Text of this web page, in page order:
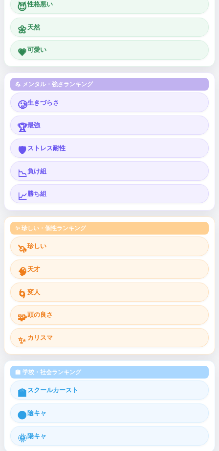
😈性格悪い
🌼 天然
💗可愛い
💪 メンタル・強さランキング
🥲生きづらさ
🏆最強
🛡️ ストレス耐性
📉負け組
📈勝ち組
✨ 珍しい・個性ランキング
🦄珍しい
🧠 天才
🌀 変人
🧩頭の良さ
✨ カリスマ
🏫 学校・社会ランキング
🏫 スクールカースト
🌑 陰キャ
🌞陽キャ